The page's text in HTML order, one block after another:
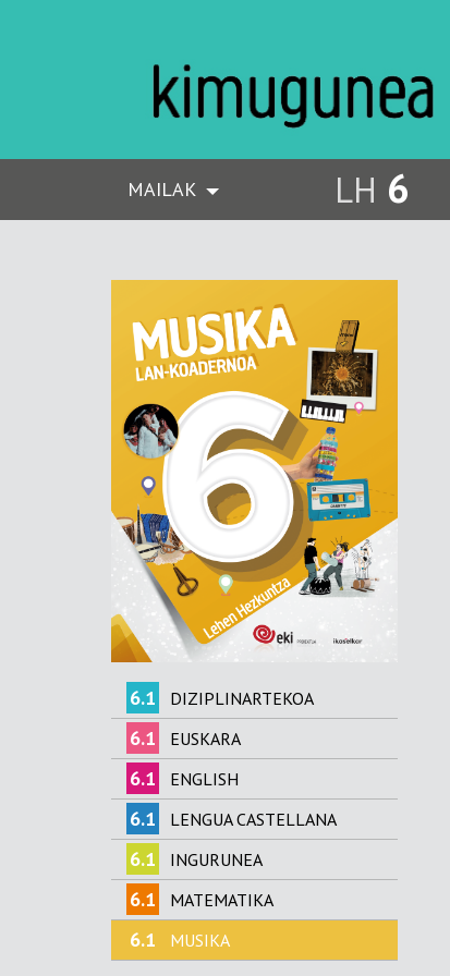
MAILAK LH 6
6.1 DIZIPLINARTEKOA
6.1 EUSKARA
6.1 ENGLISH
6.1 LENGUA CASTELLANA
6.1 INGURUNEA
6.1 MATEMATIKA
6.1 MUSIKA